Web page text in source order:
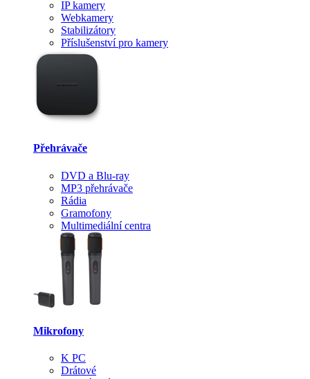
IP kamery
Webkamery
Stabilizátory
Příslušenství pro kamery
Přehrávače
DVD a Blu-ray
MP3 přehrávače
Rádia
Gramofony
Multimediální centra
Mikrofony
K PC
Drátové